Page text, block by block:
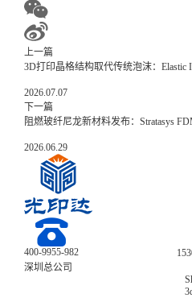
上一篇
3D打印晶格结构取代传统泡沫：Elastic
2026.07.07
下一篇
阻燃玻纤尼龙新材料发布：Stratasys
2026.06.29
400-9955-982
深圳总公司